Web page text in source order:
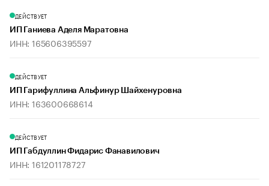
ДЕЙСТВУЕТ
ИП Ганиева Аделя Маратовна
ИНН: 165606395597
ДЕЙСТВУЕТ
ИП Гарифуллина Альфинур Шайхенуровна
ИНН: 163600668614
ДЕЙСТВУЕТ
ИП Габдуллин Фидарис Фанавилович
ИНН: 161201178727